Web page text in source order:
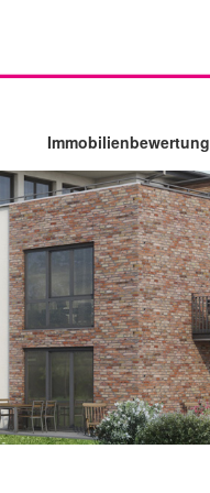
Immobilienbewertung